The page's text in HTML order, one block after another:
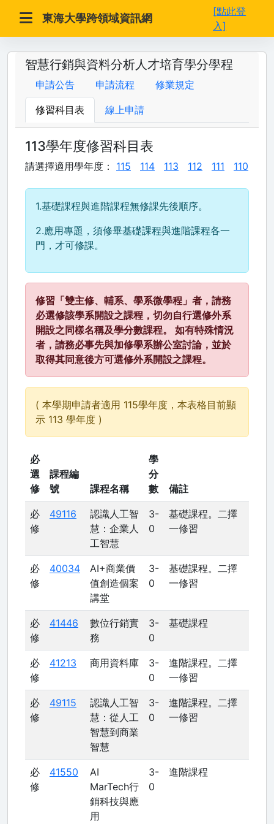
東海大學跨領域資訊網
[點此登
入]
智慧行銷與資料分析人才培育學分學程
申請公告 申請流程 修業規定
修習科目表 線上申請
113學年度修習科目表
請選擇適用學年度： 115 114 113 112 111 110
1.基礎課程與進階課程無修課先後順序。
2.應用專題，須修畢基礎課程與進階課程各一
門，才可修課。
修習「雙主修、輔系、學系微學程」者，請務
必選修該學系開設之課程，切勿自行選修外系
開設之同樣名稱及學分數課程。 如有特殊情況
者，請務必事先與加修學系辦公室討論，並於
取得其同意後方可選修外系開設之課程。
( 本學期申請者適用 115學年度，本表格目前顯
示 113 學年度 )
必
選
修
課程編
號
課程名稱
學
分
數
備註
必
修
49116
認識人工智
慧：企業人
工智慧
3-
0
基礎課程。二擇
一修習
必
修
40034
AI+商業價
值創造個案
講堂
3-
0
基礎課程。二擇
一修習
必
修
41446
數位行銷實
務
3-
0
基礎課程
必
修
41213 商用資料庫
3-
0
進階課程。二擇
一修習
必
修
49115
認識人工智
慧：從人工
智慧到商業
智慧
3-
0
進階課程。二擇
一修習
必
修
41550
AI
MarTech行
銷科技與應
用
3-
0
進階課程